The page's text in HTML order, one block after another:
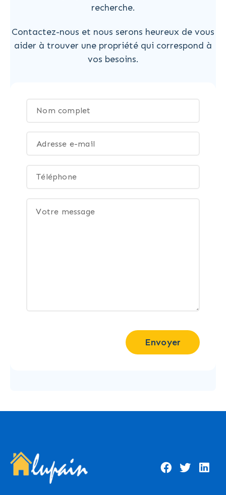
recherche.
Contactez-nous et nous serons heureux de vous
aider à trouver une propriété qui correspond à
vos besoins.
Envoyer